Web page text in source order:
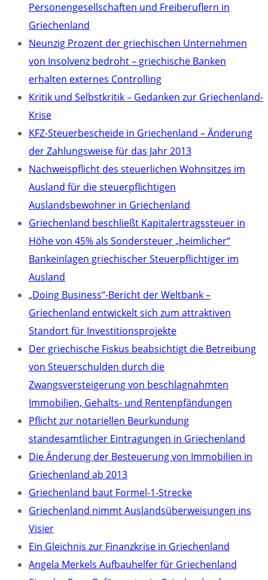
Personengesellschaften und Freiberuflern in
Griechenland
Neunzig Prozent der griechischen Unternehmen
von Insolvenz bedroht – griechische Banken
erhalten externes Controlling
Kritik und Selbstkritik – Gedanken zur Griechenland-
Krise
KFZ-Steuerbescheide in Griechenland – Änderung
der Zahlungsweise für das Jahr 2013
Nachweispflicht des steuerlichen Wohnsitzes im
Ausland für die steuerpflichtigen
Auslandsbewohner in Griechenland
Griechenland beschließt Kapitalertragssteuer in
Höhe von 45% als Sondersteuer „heimlicher“
Bankeinlagen griechischer Steuerpflichtiger im
Ausland
„Doing Business“-Bericht der Weltbank –
Griechenland entwickelt sich zum attraktiven
Standort für Investitionsprojekte
Der griechische Fiskus beabsichtigt die Betreibung
von Steuerschulden durch die
Zwangsversteigerung von beschlagnahmten
Immobilien, Gehalts- und Rentenpfändungen
Pflicht zur notariellen Beurkundung
standesamtlicher Eintragungen in Griechenland
Die Änderung der Besteuerung von Immobilien in
Griechenland ab 2013
Griechenland baut Formel-1-Strecke
Griechenland nimmt Auslandsüberweisungen ins
Visier
Ein Gleichnis zur Finanzkrise in Griechenland
Angela Merkels Aufbauhelfer für Griechenland